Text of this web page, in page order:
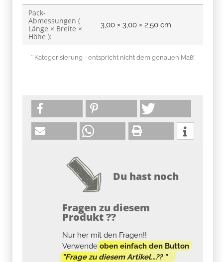
Pack-
Abmessungen (
Länge × Breite ×
Höhe ):
3,00 × 3,00 × 2,50 cm
* Kategorisierung - entspricht nicht dem genauen Maß!
Du hast noch
Fragen zu diesem
Produkt ??
Nur her mit den Fragen!!
Verwendeoben einfach den Button
"Frage zu diesem Artikel...?? "
.